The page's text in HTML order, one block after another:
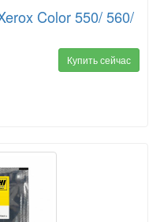
Color 550/ 560/
Купить сейчас